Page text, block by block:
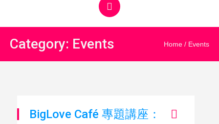
Category: Events Home / Events
BigLove Café 專題講座：